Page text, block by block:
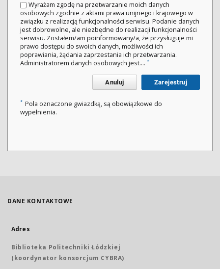
Wyrażam zgodę na przetwarzanie moich danych
osobowych zgodnie z aktami prawa unijnego i krajowego w
związku z realizacją funkcjonalności serwisu. Podanie danych
jest dobrowolne, ale niezbędne do realizacji funkcjonalności
serwisu. Zostałem/am poinformowany/a, że przysługuje mi
prawo dostępu do swoich danych, możliwości ich
poprawiania, żądania zaprzestania ich przetwarzania.
Administratorem danych osobowych jest.... *
Anuluj Zarejestruj
* Pola oznaczone gwiazdką, są obowiązkowe do
wypełnienia.
DANE KONTAKTOWE
Adres
Biblioteka Politechniki Łódzkiej
(koordynator konsorcjum CYBRA)